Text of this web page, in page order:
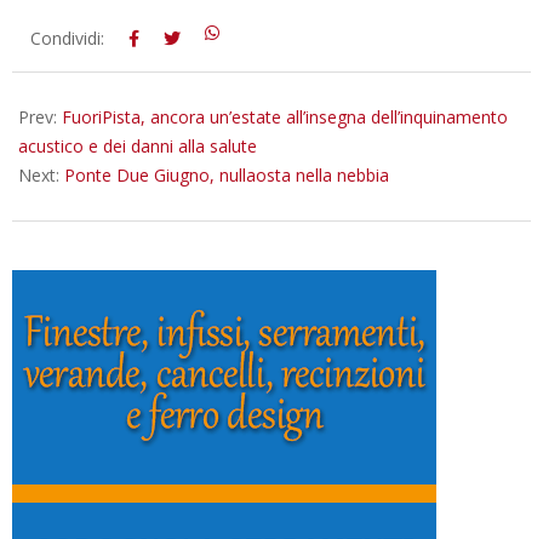
2016-
Condividi:
Prev: FuoriPista, ancora un’estate all’insegna dell’inquinamento
acustico e dei danni alla salute
Next: Ponte Due Giugno, nullaosta nella nebbia